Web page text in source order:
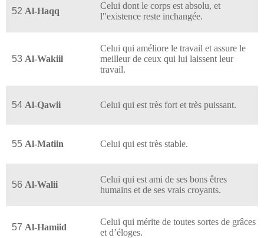
52 Al-Haqq
Celui dont le corps est absolu, et
l"existence reste inchangée.
53 Al-Wakiil
Celui qui améliore le travail et assure le
meilleur de ceux qui lui laissent leur
travail.
54 Al-Qawii Celui qui est très fort et très puissant.
55 Al-Matiin Celui qui est très stable.
56 Al-Walii
Celui qui est ami de ses bons êtres
humains et de ses vrais croyants.
57 Al-Hamiid
Celui qui mérite de toutes sortes de grâces
et d’éloges.